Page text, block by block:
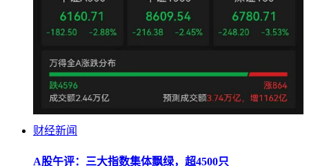
财经新闻
A股午评：三大指数集体飘绿，超4500只